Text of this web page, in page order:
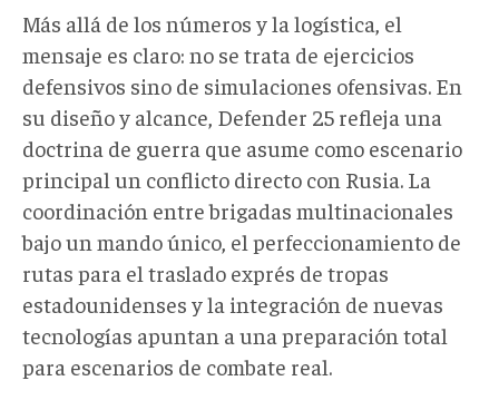
Más allá de los números y la logística, el
mensaje es claro: no se trata de ejercicios
defensivos sino de simulaciones ofensivas. En
su diseño y alcance, Defender 25 refleja una
doctrina de guerra que asume como escenario
principal un conflicto directo con Rusia. La
coordinación entre brigadas multinacionales
bajo un mando único, el perfeccionamiento de
rutas para el traslado exprés de tropas
estadounidenses y la integración de nuevas
tecnologías apuntan a una preparación total
para escenarios de combate real.